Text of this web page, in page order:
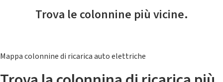
Trova le colonnine più vicine.
Mappa colonnine di ricarica auto elettriche